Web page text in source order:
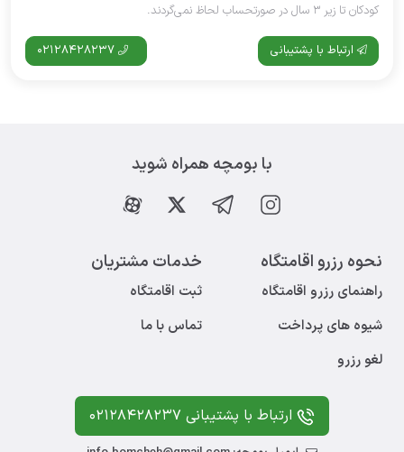
کودکان تا زیر 3 سال در صورتحساب لحاظ نمی‌گردند.
ارتباط با پشتیبانی
با بومچه همراه شوید
نحوه رزرو اقامتگاه
راهنمای رزرو اقامتگاه
شیوه های پرداخت
لغو رزرو
خدمات مشتریان
ثبت اقامتگاه
تماس با ما
ارتباط با پشتیبانی 02128428237